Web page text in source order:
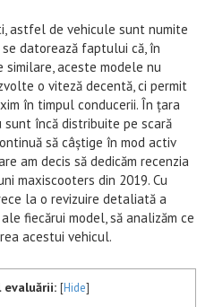
astfel de vehicule sunt numite
se datorează faptului că, în
aceste modele nu
o viteză decentă, ci permit
în timpul conducerii. În țara
încă distribuite pe scară
să câștige în mod activ
am decis să dedicăm recenzia
maxiscooters din 2019. Cu
la o revizuire detaliată a
fiecărui model, să analizăm ce
acestui vehicul.
evaluării: [Hide]